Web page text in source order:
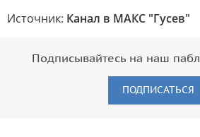
Источник: Канал в МАКС "Гусев"
Подписывайтесь на наш
ПОДПИСАТЬСЯ